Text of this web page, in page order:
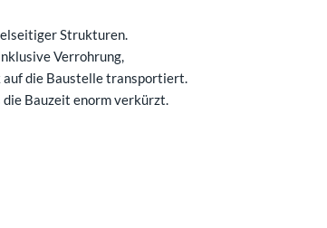
Strukturen.
Verrohrung,
die Baustelle transportiert.
die Bauzeit enorm verkürzt.